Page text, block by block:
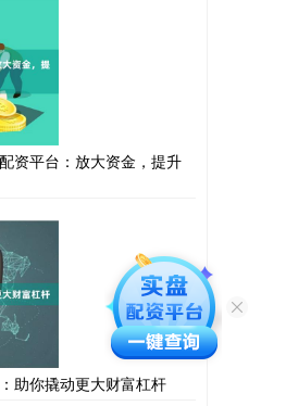
资平台：放大资金，提升
助你撬动更大财富杠杆